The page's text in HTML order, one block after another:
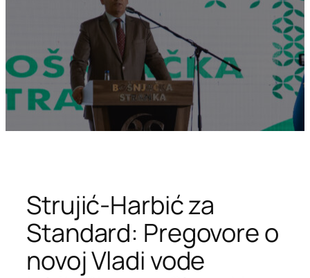
Strujić-Harbić za
Standard: Pregovore o
novoj Vladi vode